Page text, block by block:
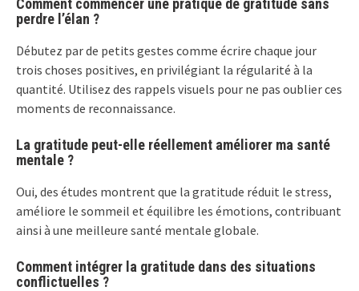
Comment commencer une pratique de gratitude sans
perdre l’élan ?
Débutez par de petits gestes comme écrire chaque jour
trois choses positives, en privilégiant la régularité à la
quantité. Utilisez des rappels visuels pour ne pas oublier ces
moments de reconnaissance.
La gratitude peut-elle réellement améliorer ma santé
mentale ?
Oui, des études montrent que la gratitude réduit le stress,
améliore le sommeil et équilibre les émotions, contribuant
ainsi à une meilleure santé mentale globale.
Comment intégrer la gratitude dans des situations
conflictuelles ?